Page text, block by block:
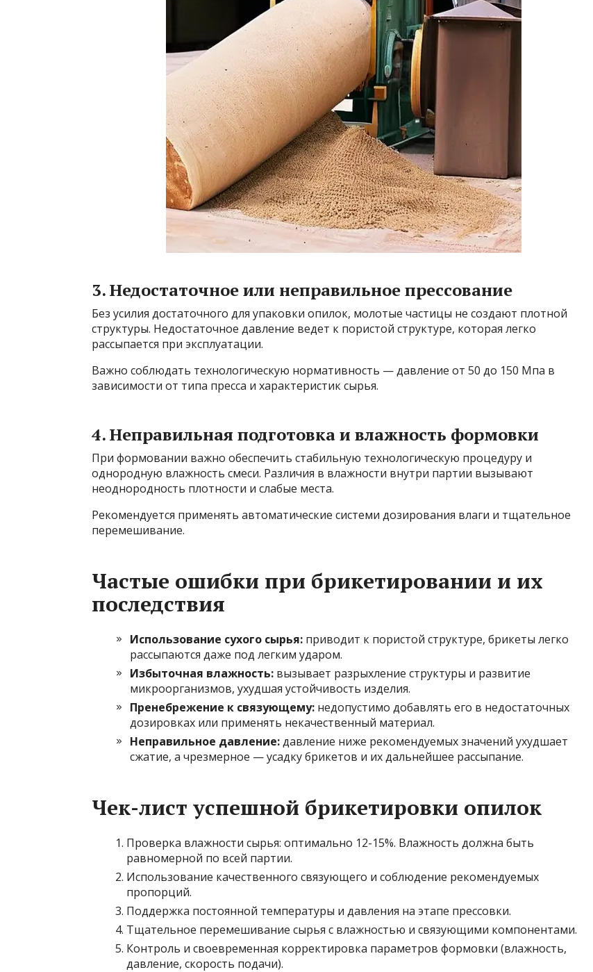
3. Недостаточное или неправильное прессование
Без усилия достаточного для упаковки опилок, молотые частицы не создают плотной
структуры. Недостаточное давление ведет к пористой структуре, которая легко
рассыпается при эксплуатации.
Важно соблюдать технологическую нормативность — давление от 50 до 150 Мпа в
зависимости от типа пресса и характеристик сырья.
4. Неправильная подготовка и влажность формовки
При формовании важно обеспечить стабильную технологическую процедуру и
однородную влажность смеси. Различия в влажности внутри партии вызывают
неоднородность плотности и слабые места.
Рекомендуется применять автоматические системи дозирования влаги и тщательное
перемешивание.
Частые ошибки при брикетировании и их
последствия
Использование сухого сырья: приводит к пористой структуре, брикеты легко
рассыпаются даже под легким ударом.
Избыточная влажность: вызывает разрыхление структуры и развитие
микроорганизмов, ухудшая устойчивость изделия.
Пренебрежение к связующему: недопустимо добавлять его в недостаточных
дозировках или применять некачественный материал.
Неправильное давление:давление ниже рекомендуемых значений ухудшает
сжатие, а чрезмерное — усадку брикетов и их дальнейшее рассыпание.
Чек-лист успешной брикетировки опилок
Проверка влажности сырья: оптимально 12-15%. Влажность должна быть
равномерной по всей партии.
Использование качественного связующего и соблюдение рекомендуемых
пропорций.
Поддержка постоянной температуры и давления на этапе прессовки.
Тщательное перемешивание сырья с влажностью и связующими компонентами.
Контроль и своевременная корректировка параметров формовки (влажность,
давление, скорость подачи).